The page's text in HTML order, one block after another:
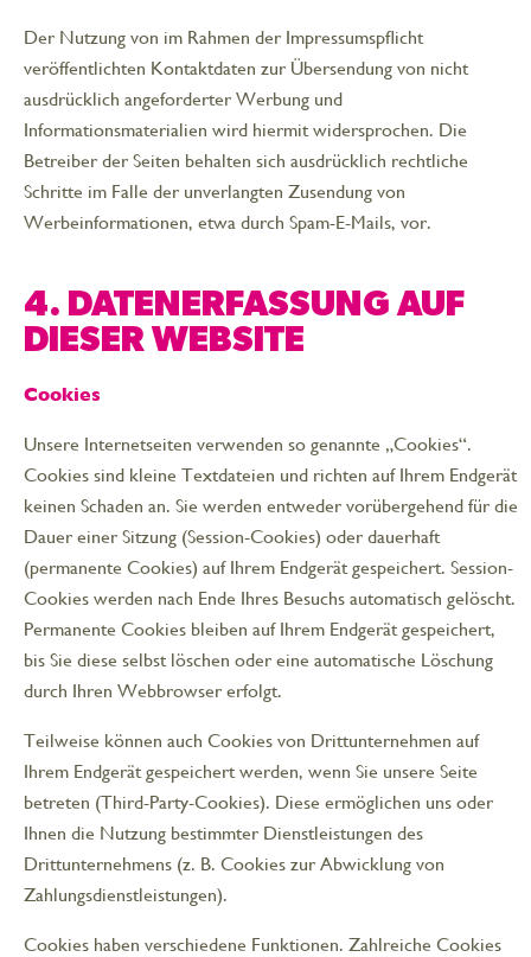
Der Nutzung von im Rahmen der Impressumspflicht
veröffentlichten Kontaktdaten zur Übersendung von nicht
ausdrücklich angeforderter Werbung und
Informationsmaterialien wird hiermit widersprochen. Die
Betreiber der Seiten behalten sich ausdrücklich rechtliche
Schritte im Falle der unverlangten Zusendung von
Werbeinformationen, etwa durch Spam-E-Mails, vor.
4. DATENERFASSUNG AUF
DIESER WEBSITE
Cookies
Unsere Internetseiten verwenden so genannte „Cookies“.
Cookies sind kleine Textdateien und richten auf Ihrem Endgerät
keinen Schaden an. Sie werden entweder vorübergehend für die
Dauer einer Sitzung (Session-Cookies) oder dauerhaft
(permanente Cookies) auf Ihrem Endgerät gespeichert. Session-
Cookies werden nach Ende Ihres Besuchs automatisch gelöscht.
Permanente Cookies bleiben auf Ihrem Endgerät gespeichert,
bis Sie diese selbst löschen oder eine automatische Löschung
durch Ihren Webbrowser erfolgt.
Teilweise können auch Cookies von Drittunternehmen auf
Ihrem Endgerät gespeichert werden, wenn Sie unsere Seite
betreten (Third-Party-Cookies). Diese ermöglichen uns oder
Ihnen die Nutzung bestimmter Dienstleistungen des
Drittunternehmens (z. B. Cookies zur Abwicklung von
Zahlungsdienstleistungen).
Cookies haben verschiedene Funktionen. Zahlreiche Cookies